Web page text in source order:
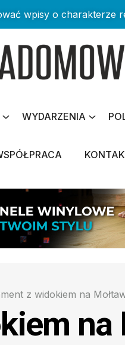
wpisy o charakterze
WYDARZENIA
z widokiem na
na